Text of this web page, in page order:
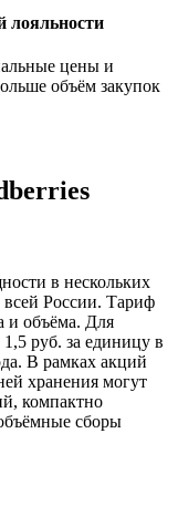
лояльности
цены и
объём закупок
в нескольких
всей России. Тариф
и объёма. Для
руб. за единицу в
В рамках акций
хранения могут
компактно
сборы